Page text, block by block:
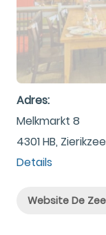
Adres:
Melkmarkt 8
4301 HB, Zierikzee
Details
Website De